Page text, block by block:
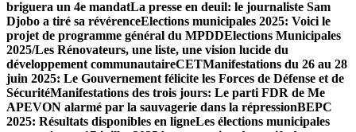
briguera un 4e mandatLa presse en deuil: le journaliste Sam
Djobo a tiré sa révérenceElections municipales 2025: Voici le
projet de programme général du MPDDElections Municipales
2025/Les Rénovateurs, une liste, une vision lucide du
développement communautaireCETManifestations du 26 au 28
juin 2025: Le Gouvernement félicite les Forces de Défense et de
SécuritéManifestations des trois jours: Le parti FDR de Me
APEVON alarmé par la sauvagerie dans la répressionBEPC
2025: Résultats disponibles en ligneLes élections municipales